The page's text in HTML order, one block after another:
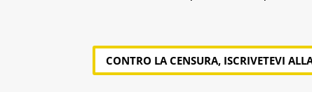
CONTRO LA CENSURA, ISCRIVETEVI